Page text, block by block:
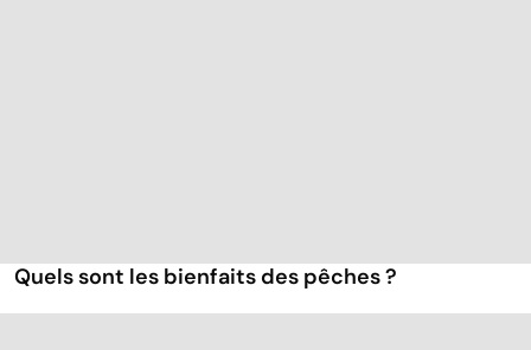
Quels sont les bienfaits des pêches ?